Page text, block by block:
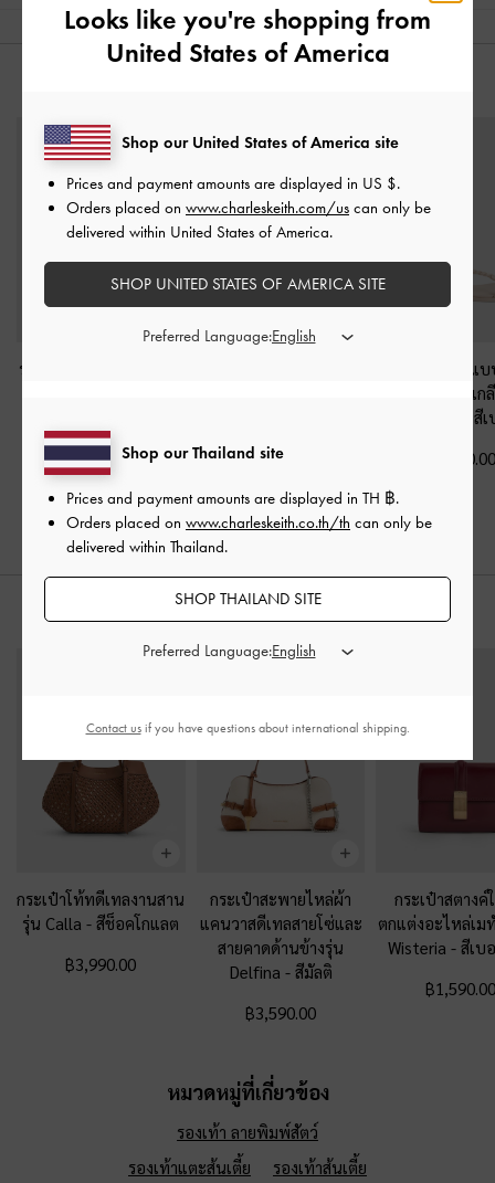
รองเท้าแตะส้นสูงลายเสือ
฿2,190.00
พิมพ์สัตว์
฿3,390.00
รองเท้าแตะแ
ดีเทลสายบิดเก
-สีเ
฿1,790.00
สไตล์ลุคด้วย
กระเป๋าโท้ทดีเทลงานสาน
รุ่น Calla-สีช็อคโกแลต
฿3,990.00
กระเป๋าสะพายไหล่ผ้า
แคนวาสดีเทลสายโซ่และ
สายคาดด้านข้างรุ่น
Delfina - สีมัลติ
฿3,590.00
กระเป๋าสตาง
ตกแต่งอะไหล่เม
Wisteria - สีเบ
฿1,590.00
หมวดหมู่ที่เกี่ยวข้อง
รองเท้า ลายพิมพ์สัตว์
รองเท้าแตะส้นเตี้ย
รองเท้าส้นเตี้ย
Looks like you're shopping from
United States of America
Shop our Thailand site
Prices and payment amounts are displayed in TH ฿.
Orders placed on www.charleskeith.co.th/th can only be
delivered within Thailand.
SHOP THAILAND SITE
Preferred Language:
Shop our United States of America site
Prices and payment amounts are displayed in US $.
Orders placed on www.charleskeith.com/us can only be
delivered within United States of America.
SHOP UNITED STATES OF AMERICA SITE
Preferred Language:
Contact usif you have questions about international shipping.